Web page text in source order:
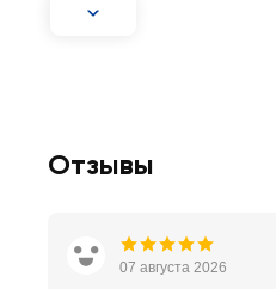
Отзывы
07 августа 2026